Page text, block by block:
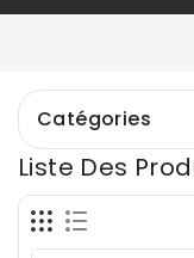
Catégories
Liste Des